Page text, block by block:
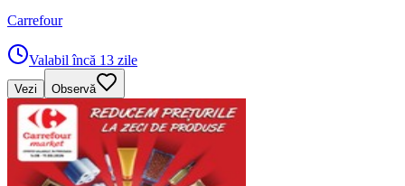
Carrefour
Valabil încă 13 zile
Vezi Observă